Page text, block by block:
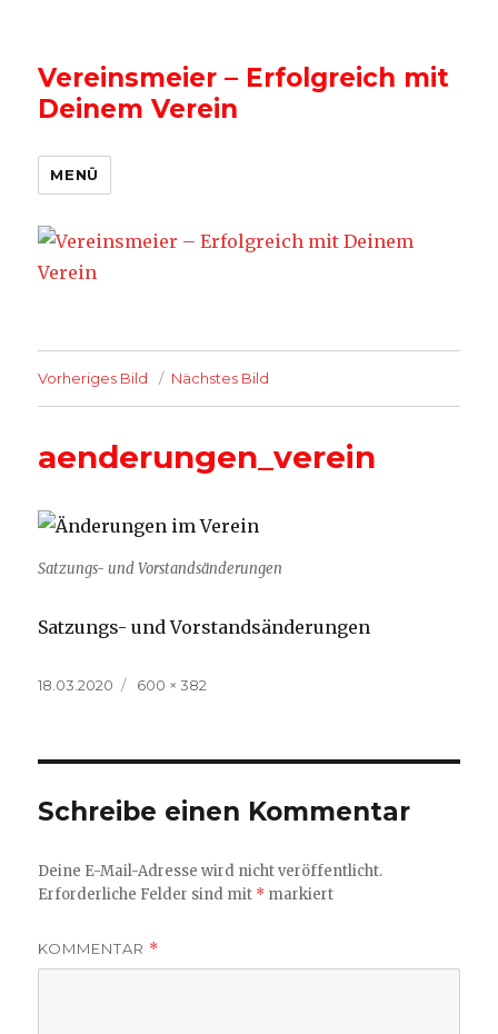
Vereinsmeier – Erfolgreich mit
Deinem Verein
MENÜ
Vorheriges Bild Nächstes Bild
aenderungen_verein
Satzungs- und Vorstandsänderungen
Satzungs- und Vorstandsänderungen
Veröffentlicht
18.03.2020
Volle
600 × 382
Schreibe einen Kommentar
Deine E-Mail-Adresse wird nicht veröffentlicht.
Erforderliche Felder sind mit * markiert
KOMMENTAR *